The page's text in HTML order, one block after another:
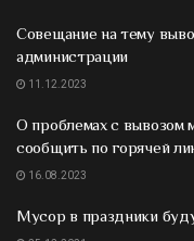
Совещание на тему
администрации
11.12.2023
О проблемах с вывозом
сообщить по горячей
16.08.2023
Мусор в праздники